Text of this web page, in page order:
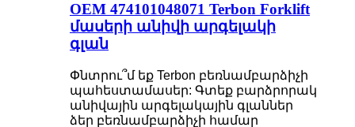
OEM 474101048071 Terbon Forklift
մասերի անիվի արգելակի
գլան
Փնտրու՞մ եք Terbon բեռնամբարձիչի
պահեստամասեր: Գտեք բարձրորակ
անիվային արգելակային գլաններ
ձեր բեռնամբարձիչի համար